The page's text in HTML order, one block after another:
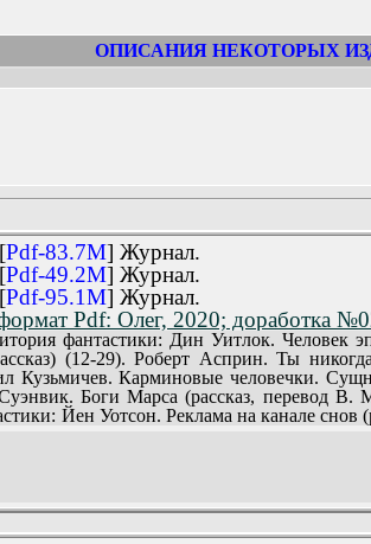
прогресса» (серия АН)
ОПИСАНИЯ НЕКОТОРЫХ
[Pdf-83.7M] Журнал.
[Pdf-49.2M] Журнал.
[Pdf-95.1M] Журнал.
Pdf: Олег, 2020; доработка
фантастики: Дин Уитлок. Человек
(12-29). Роберт Асприн. Ты
Кузьмичев. Карминовые человечки.
Боги Марса (рассказ, перевод В.
Йен Уотсон. Реклама на канале снов
Бешеный металл. Агент Z
Мун. Счастливая лягушка
Tech News. Новости на грани фантастики
Ловушка для муравьев (рассказ,